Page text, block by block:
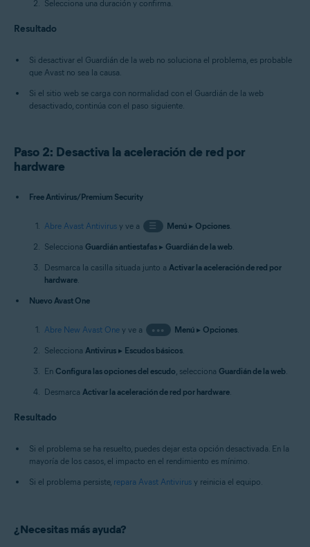
Selecciona una duración y confirma.
Resultado
Si desactivar el Guardián de la web no soluciona el problema, es probable
que Avast no sea la causa.
Si el sitio web se carga con normalidad con el Guardián de la web
desactivado, continúa con el paso siguiente.
Paso 2: Desactiva la aceleración de red por
hardware
Free Antivirus/Premium Security
Abre Avast Antivirus y ve a ☰ Menú▸ Opciones.
Selecciona Guardián antiestafas ▸ Guardián de la web.
Desmarca la casilla situada junto a Activar la aceleración de red por
hardware.
Nuevo Avast One
Abre New Avast One y ve a ••• Menú▸ Opciones.
Selecciona Antivirus ▸ Escudos básicos.
En Configura las opciones del escudo, selecciona Guardián de la web.
Desmarca Activar la aceleración de red por hardware.
Resultado
Si el problema se ha resuelto, puedes dejar esta opción desactivada. En la
mayoría de los casos, el impacto en el rendimiento es mínimo.
Si el problema persiste, repara Avast Antivirus y reinicia el equipo.
¿Necesitas más ayuda?